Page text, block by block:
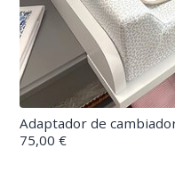
Adaptador de
75,00 €